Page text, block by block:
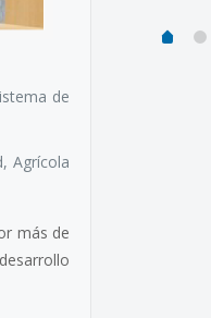
de
Agrícola
más de